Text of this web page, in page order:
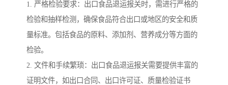
1. 严格检验要求：出口食品退运报关时，需进行严格的
检验和抽样检测，确保食品符合出口或地区的安全和质
量标准。包括食品的原料、添加剂、营养成分等方面的
检验。
2. 文件和手续繁琐：出口食品退运报关需要提供丰富的
证明文件，如出口合同、出口许可证、质量检验证书